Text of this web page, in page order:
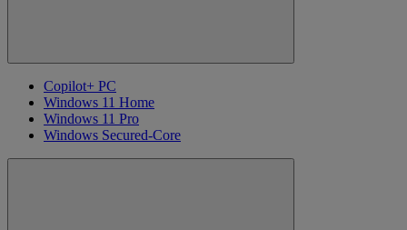
Copilot+ PC
Windows 11 Home
Windows 11 Pro
Windows Secured-Core